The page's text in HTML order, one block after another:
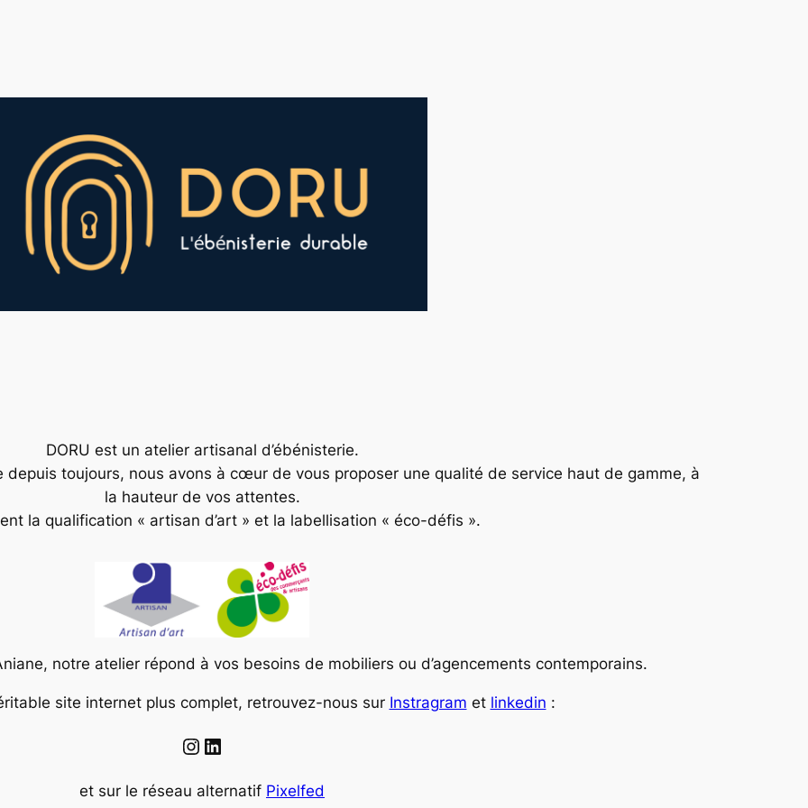
DORU est un atelier artisanal d’ébénisterie.
depuis toujours, nous avons à cœur de vous proposer une qualité de service haut de gamme, à
la hauteur de vos attentes.
la qualification « artisan d’art » et la labellisation « éco-défis ».
notre atelier répond à vos besoins de mobiliers ou d’agencements contemporains.
site internet plus complet, retrouvez-nous sur Instragram et linkedin :
Instagram
LinkedIn
et sur le réseau alternatif Pixelfed